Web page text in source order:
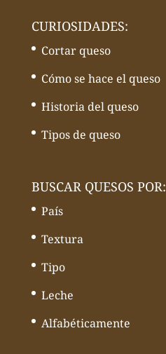
CURIOSIDADES:
Cortar queso
Cómo se hace el queso
Historia del queso
Tipos de queso
BUSCAR QUESOS POR:
País
Textura
Tipo
Leche
Alfabéticamente